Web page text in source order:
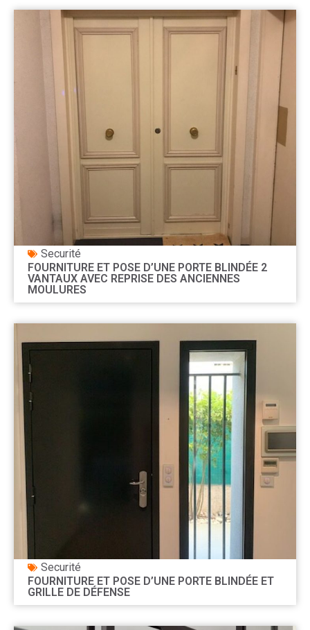
Securité
FOURNITURE ET POSE D’UNE PORTE BLINDÉE 2
VANTAUX AVEC REPRISE DES ANCIENNES
MOULURES
Securité
FOURNITURE ET POSE D’UNE PORTE BLINDÉE ET
GRILLE DE DÉFENSE